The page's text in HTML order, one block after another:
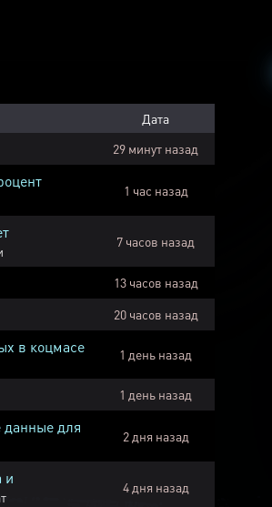
Дата
29 минут назад
1 час назад
7 часов назад
13 часов назад
20 часов назад
в коцмасе 1 день назад
1 день назад
данные для
2 дня назад
и
4 дня назад